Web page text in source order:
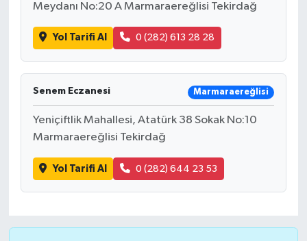
Meydanı No:20 A Marmaraereğlisi Tekirdağ
Yol Tarifi Al 0 (282) 613 28 28
Senem Eczanesi Marmaraereğlisi
Yeniçiftlik Mahallesi, Atatürk 38 Sokak No:10
Marmaraereğlisi Tekirdağ
Yol Tarifi Al 0 (282) 644 23 53